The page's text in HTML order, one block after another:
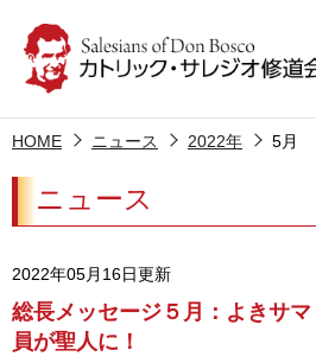
HOME ニュース 2022年 5月
ニュース
2022年05月16日更新
総長メッセージ５月：よきサ
員が聖人に！